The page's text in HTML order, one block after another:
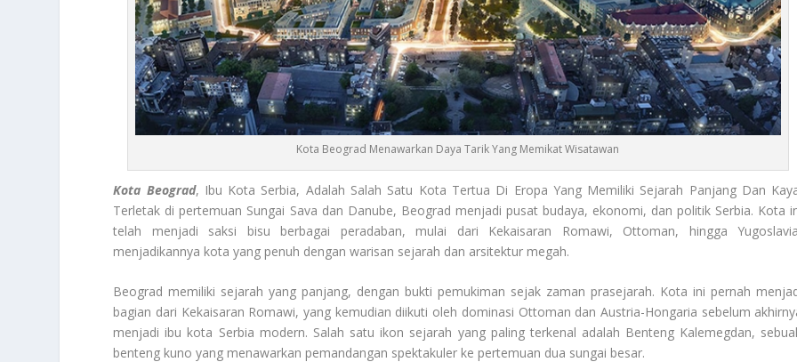
Kota Beograd Menawarkan Daya Tarik Yang Memikat Wisatawan
Kota Beograd, Ibu Kota Serbia, Adalah Salah Satu Kota Tertua Di Eropa Yang Memiliki Sejarah Panjang Dan
Terletak di pertemuan Sungai Sava dan Danube, Beograd menjadi pusat budaya, ekonomi, dan politik Serbia. Kota
telah menjadi saksi bisu berbagai peradaban, mulai dari Kekaisaran Romawi, Ottoman, hingga
menjadikannya kota yang penuh dengan warisan sejarah dan arsitektur megah.
Beograd memiliki sejarah yang panjang, dengan bukti pemukiman sejak zaman prasejarah. Kota ini pernah
bagian dari Kekaisaran Romawi, yang kemudian diikuti oleh dominasi Ottoman dan Austria-Hongaria sebelum
menjadi ibu kota Serbia modern. Salah satu ikon sejarah yang paling terkenal adalah Benteng Kalemegdan,
benteng kuno yang menawarkan pemandangan spektakuler ke pertemuan dua sungai besar.